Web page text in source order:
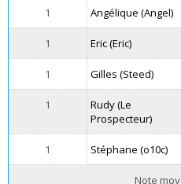
1 Angélique (Angel)
1 Eric (Eric)
1 Gilles (Steed)
1
Rudy (Le
Prospecteur)
1 Stéphane (o10c)
Note